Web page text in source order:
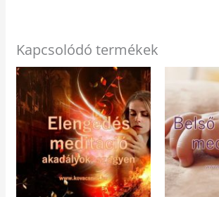
Kapcsolódó termékek